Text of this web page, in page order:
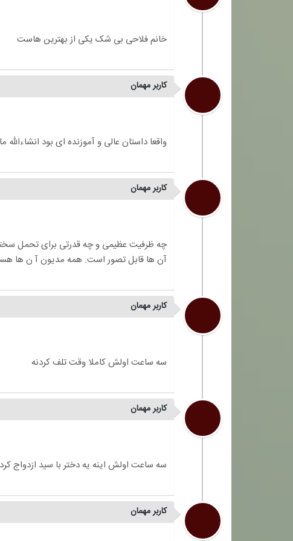
کاربر مهمان
کاربر مهمان
چه ظرفیت عظیمی و چه قدرتی برای تحمل
کاربر مهمان
کاربر مهمان
کاربر مهمان